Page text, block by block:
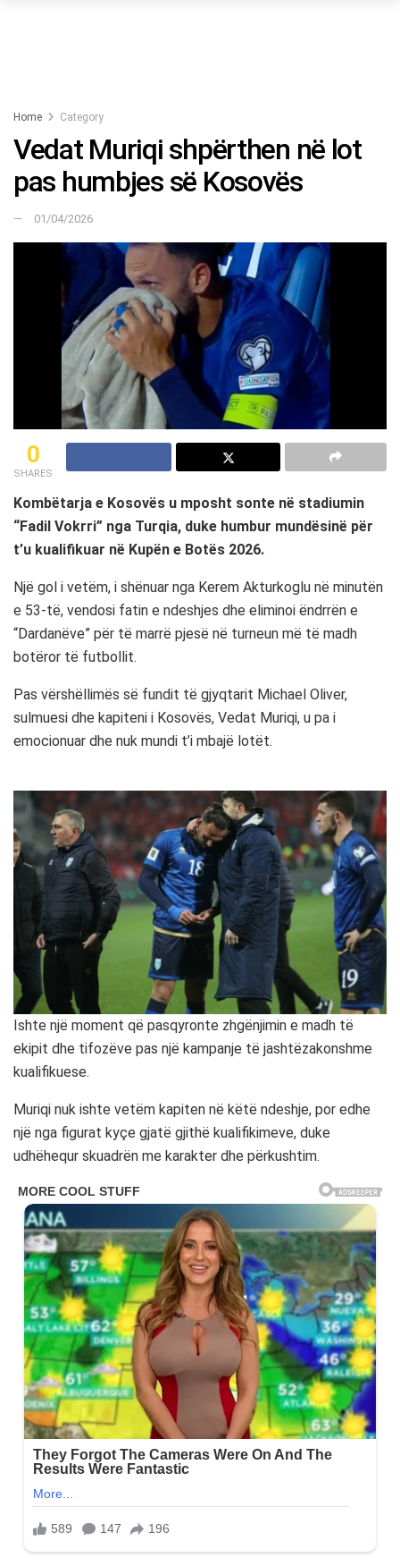
Home Category
Vedat Muriqi shpërthen në lot
pas humbjes së Kosovës
01/04/2026
0
SHARES
Kombëtarja e Kosovës u mposht sonte në stadiumin
“Fadil Vokrri” nga Turqia, duke humbur mundësinë për
t’u kualifikuar në Kupën e Botës 2026.
Një gol i vetëm, i shënuar nga Kerem Akturkoglu në minutën
e 53-të, vendosi fatin e ndeshjes dhe eliminoi ëndrrën e
“Dardanëve” për të marrë pjesë në turneun më të madh
botëror të futbollit.
Pas vërshëllimës së fundit të gjyqtarit Michael Oliver,
sulmuesi dhe kapiteni i Kosovës, Vedat Muriqi, u pa i
emocionuar dhe nuk mundi t’i mbajë lotët.
Ishte një moment që pasqyronte zhgënjimin e madh të
ekipit dhe tifozëve pas një kampanje të jashtëzakonshme
kualifikuese.
Muriqi nuk ishte vetëm kapiten në këtë ndeshje, por edhe
një nga figurat kyçe gjatë gjithë kualifikimeve, duke
udhëhequr skuadrën me karakter dhe përkushtim.